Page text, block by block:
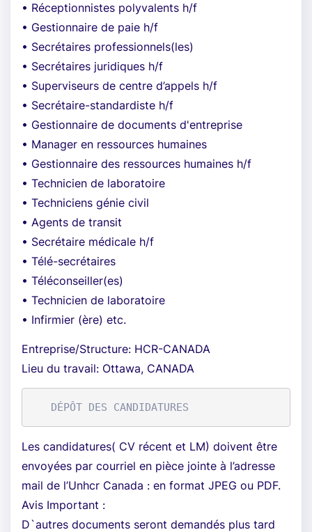
• Réceptionnistes polyvalents h/f
• Gestionnaire de paie h/f
• Secrétaires professionnels(les)
• Secrétaires juridiques h/f
• Superviseurs de centre d’appels h/f
• Secrétaire-standardiste h/f
• Gestionnaire de documents d'entreprise
• Manager en ressources humaines
• Gestionnaire des ressources humaines h/f
• Technicien de laboratoire
• Techniciens génie civil
• Agents de transit
• Secrétaire médicale h/f
• Télé-secrétaires
• Téléconseiller(es)
• Technicien de laboratoire
• Infirmier (ère) etc.
Entreprise/Structure: HCR-CANADA
Lieu du travail: Ottawa, CANADA
Les candidatures( CV récent et LM) doivent être
envoyées par courriel en pièce jointe à l’adresse
mail de l’Unhcr Canada : en format JPEG ou PDF.
Avis Important :
D`autres documents seront demandés plus tard